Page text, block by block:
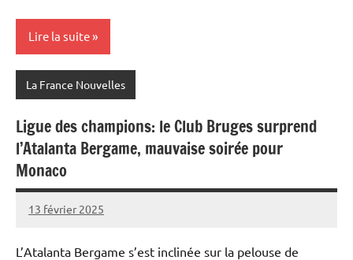
Lire la suite
La France Nouvelles
Ligue des champions: le Club Bruges surprend
l’Atalanta Bergame, mauvaise soirée pour
Monaco
13 février 2025
Admins
L’Atalanta Bergame s’est inclinée sur la pelouse de